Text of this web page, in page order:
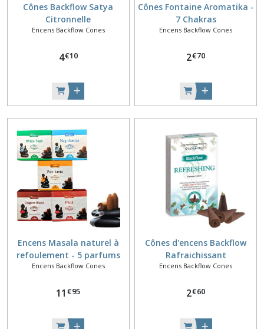
Cônes Backflow Satya
Citronnelle
Encens Backflow Cones
4€10
Cônes Fontaine Aromatika -
7 Chakras
Encens Backflow Cones
2€70
Encens Masala naturel à
refoulement - 5 parfums
assortis : Nag Champa,
blanche, Palo Santo, musc
Encens Backflow Cones
11 €95
Cônes d'encens Backflow
Rafraichissant
Encens Backflow Cones
2€60